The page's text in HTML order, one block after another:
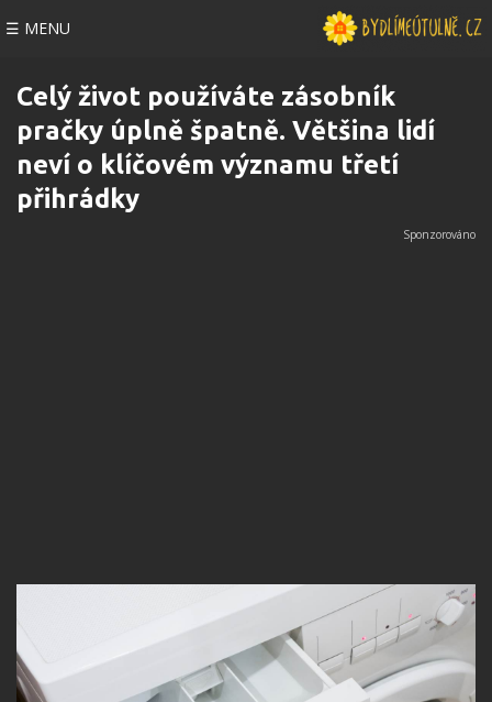
☰ MENU
Celý život používáte zásobník
pračky úplně špatně. Většina lidí
neví o klíčovém významu třetí
přihrádky